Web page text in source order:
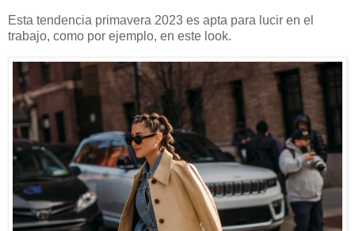
Esta tendencia primavera 2023 es apta para lucir en el
trabajo, como por ejemplo, en este look.